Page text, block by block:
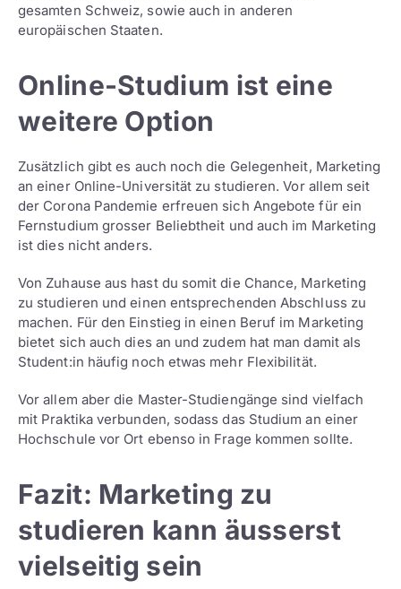
gesamten Schweiz, sowie auch in anderen
europäischen Staaten.
Online-Studium ist eine
weitere Option
Zusätzlich gibt es auch noch die Gelegenheit, Marketing
an einer Online-Universität zu studieren. Vor allem seit
der Corona Pandemie erfreuen sich Angebote für ein
Fernstudium grosser Beliebtheit und auch im Marketing
ist dies nicht anders.
Von Zuhause aus hast du somit die Chance, Marketing
zu studieren und einen entsprechenden Abschluss zu
machen. Für den Einstieg in einen Beruf im Marketing
bietet sich auch dies an und zudem hat man damit als
Student:in häufig noch etwas mehr Flexibilität.
Vor allem aber die Master-Studiengänge sind vielfach
mit Praktika verbunden, sodass das Studium an einer
Hochschule vor Ort ebenso in Frage kommen sollte.
Fazit: Marketing zu
studieren kann äusserst
vielseitig sein